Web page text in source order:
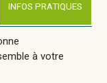
INFOS PRATIQUES
à votre